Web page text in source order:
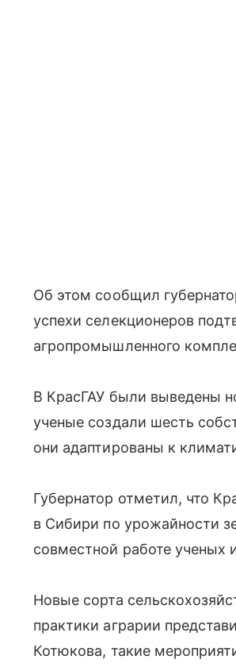
Об этом сообщил
успехи селекционеров
агропромышленного
В КрасГАУ были выведены
ученые создали шесть
они адаптированы к
Губернатор отметил, что
в Сибири по урожайности
совместной работе ученых
Новые сорта
практики аграрии
Котюкова, такие